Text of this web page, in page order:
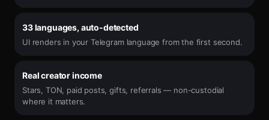
33 languages, auto-detected
UI renders in your Telegram language from the first second.
Real creator income
Stars, TON, paid posts, gifts, referrals — non-custodial
where it matters.